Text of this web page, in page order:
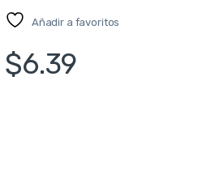
Añadir a favoritos
$6.39